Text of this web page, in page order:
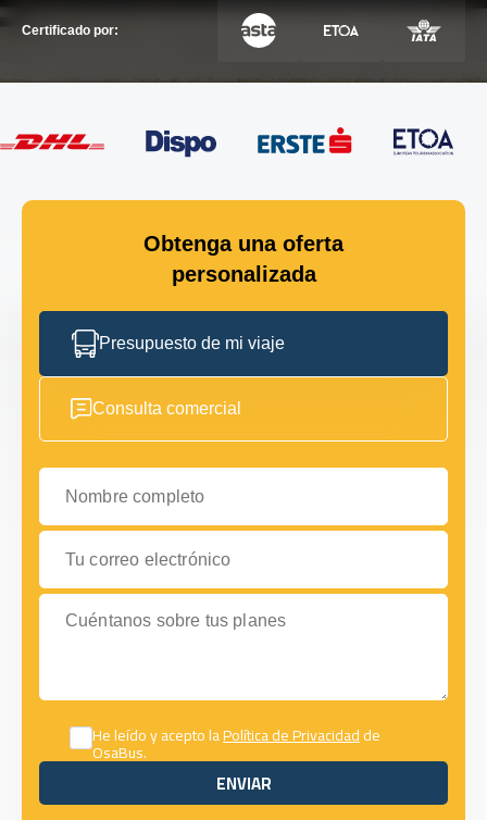
Certificado por:
Obtenga una oferta
personalizada
Presupuesto de mi viaje
Consulta comercial
Nombre completo
Tu correo electrónico
Cuéntanos sobre tus planes
He leído y acepto laPolítica de Privacidadde
OsaBus.
ENVIAR
ENVIAR